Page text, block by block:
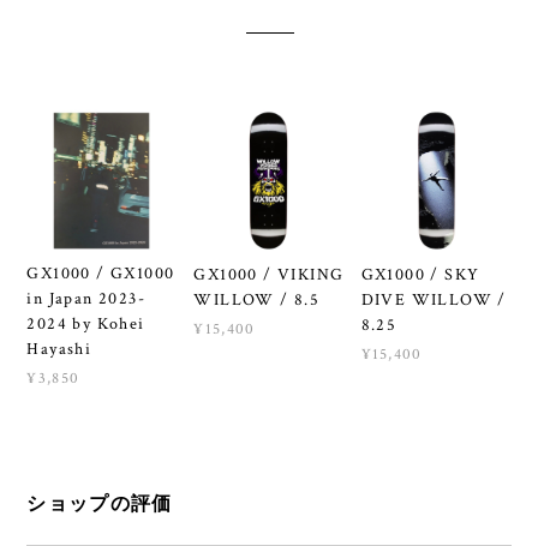
GX1000 / GX1000
in Japan 2023-
2024 by Kohei
Hayashi
¥3,850
GX1000 / VIKING
WILLOW / 8.5
¥15,400
GX1000 / SKY
DIVE WILLOW /
8.25
¥15,400
ショップの評価